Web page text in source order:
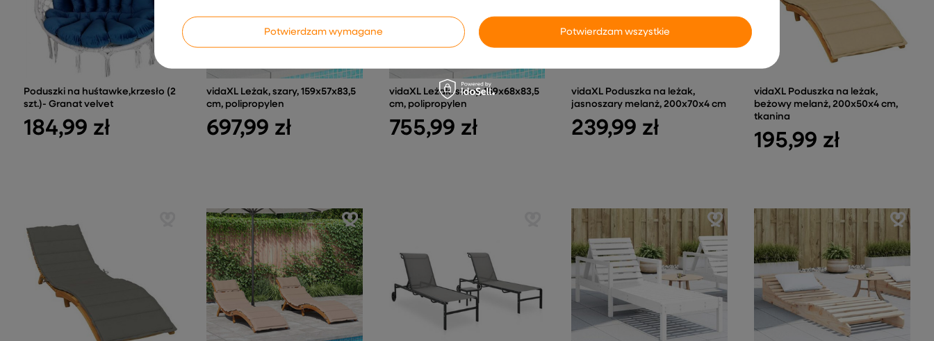
Poduszki na huśtawke,krzesło (2
szt.)- Granat velvet
184,99 zł
vidaXL Leżak, szary, 159x57x83,5
cm, polipropylen
697,99 zł
vidaXL Leżak, szary, 159x68x83,5
cm, polipropylen
755,99 zł
vidaXL Poduszka na leżak,
jasnoszary melanż, 200x70x4 cm
239,99 zł
vidaXL Poduszka na leżak,
beżowy melanż, 200x50x4 cm,
tkanina
195,99 zł
Potwierdzam wymagane Potwierdzam wszystkie